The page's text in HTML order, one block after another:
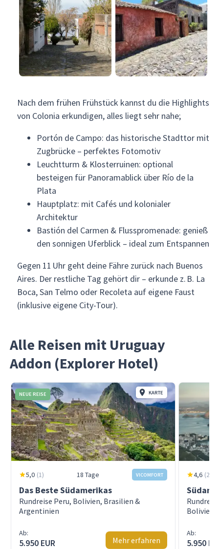
Nach dem frühen Frühstück kannst du die Highlights
von Colonia erkundigen, alles liegt sehr nahe;
Portón de Campo: das historische Stadttor mit
Zugbrücke – perfektes Fotomotiv
Leuchtturm & Klosterruinen: optional
besteigen für Panoramablick über Río de la
Plata
Hauptplatz: mit Cafés und kolonialer
Architektur
Bastión del Carmen & Flusspromenade: genieß
den sonnigen Uferblick – ideal zum Entspannen
Gegen 11 Uhr geht deine Fähre zurück nach Buenos
Aires. Der restliche Tag gehört dir – erkunde z. B. La
Boca, San Telmo oder Recoleta auf eigene Faust
(inklusive eigene City-Tour).
Alle Reisen mit Uruguay
Addon (Explorer Hotel)
NEUE REISE KARTE
5,0 (1) 18 Tage VICOMFORT
Das Beste Südamerikas
Rundreise Peru, Bolivien, Brasilien &
Argentinien
Ab:
5.950 EUR Mehr erfahren
4,6 (263
Bolivien
Ab:
5.950